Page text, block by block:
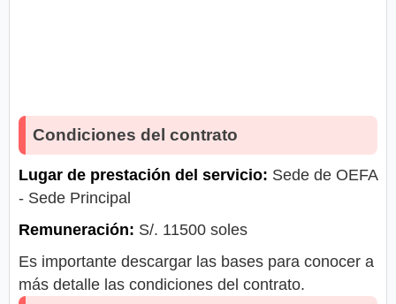
Condiciones del contrato
Lugar de prestación del servicio: Sede de OEFA
- Sede Principal
Remuneración: S/. 11500 soles
Es importante descargar las bases para conocer a
más detalle las condiciones del contrato.